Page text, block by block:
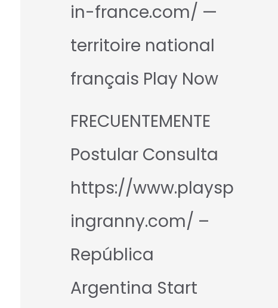
in-france.com/ —
territoire national
français Play Now
FRECUENTEMENTE
Postular Consulta
https://www.playsp
ingranny.com/ –
República
Argentina Start